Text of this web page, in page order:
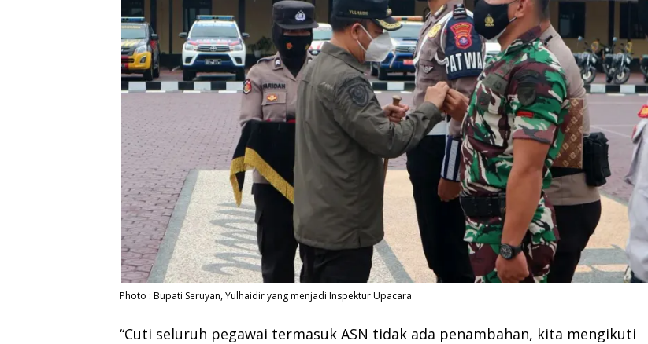
Photo : Bupati Seruyan, Yulhaidir yang menjadi Inspektur Upacara
“Cuti seluruh pegawai termasuk ASN tidak ada penambahan, kita mengikuti